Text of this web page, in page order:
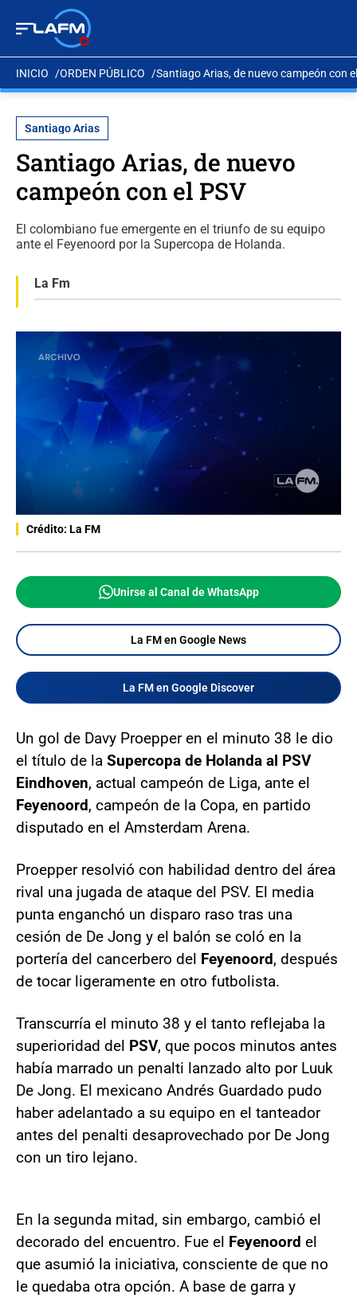
INICIO ORDEN PÚBLICO Santiago Arias, de nuevo campeón con
Santiago Arias
Santiago Arias, de nuevo
campeón con el PSV
El colombiano fue emergente en el triunfo de su equipo
ante el Feyenoord por la Supercopa de Holanda.
La Fm
Crédito: La FM
Unirse al Canal de WhatsApp
La FM en Google News
La FM en Google Discover
Un gol de Davy Proepper en el minuto 38 le dio
el título de la Supercopa de Holanda al PSV
Eindhoven, actual campeón de Liga, ante el
Feyenoord, campeón de la Copa, en partido
disputado en el Amsterdam Arena.
Proepper resolvió con habilidad dentro del área
rival una jugada de ataque del PSV. El media
punta enganchó un disparo raso tras una
cesión de De Jong y el balón se coló en la
portería del cancerbero del Feyenoord, después
de tocar ligeramente en otro futbolista.
Transcurría el minuto 38 y el tanto reflejaba la
superioridad del PSV, que pocos minutos antes
había marrado un penalti lanzado alto por Luuk
De Jong. El mexicano Andrés Guardado pudo
haber adelantado a su equipo en el tanteador
antes del penalti desaprovechado por De Jong
con un tiro lejano.
En la segunda mitad, sin embargo, cambió el
decorado del encuentro. Fue el Feyenoord el
que asumió la iniciativa, consciente de que no
le quedaba otra opción. A base de garra y